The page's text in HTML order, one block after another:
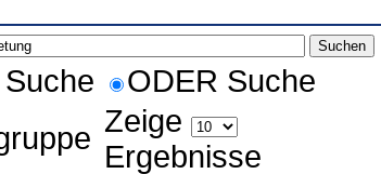
ODER Suche
Zeige
Ergebnisse